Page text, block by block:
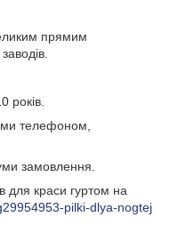
прямим
років.
телефоном,
замовлення.
для краси гуртом на
pilki-dlya-nogtej